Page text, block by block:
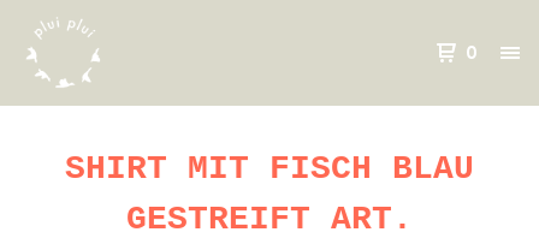
0
SHIRT MIT FISCH BLAU
GESTREIFT ART.